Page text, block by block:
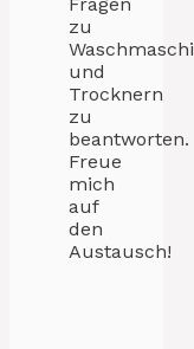
zu
und
Trocknern
zu
beantworten.
Freue
mich
auf
den
Austausch!